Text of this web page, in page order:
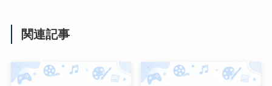
関連記事